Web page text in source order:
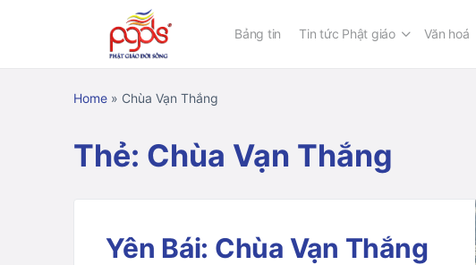
Bảng tin Tin tức Phật giáo Văn hoá
Home » Chùa Vạn Thắng
Thẻ: Chùa Vạn Thắng
Yên Bái: Chùa Vạn Thắng